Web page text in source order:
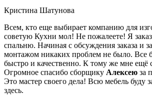
Кристина Шатунова
Всем, кто еще выбирает компанию для
советую Кухни мол! Не пожалеете! Я
спальню. Начиная с обсуждения заказа и
монтажом никаких проблем не было. Все
быстро и качественно. К тому же мне ещё
Огромное спасибо сборщику Алексею за
Это мастер своего дела! Всю мебель буду
здесь.